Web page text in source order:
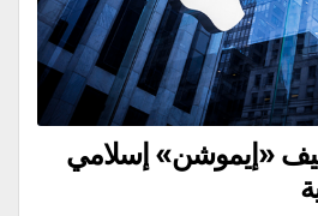
«إيموشن» إسلامي